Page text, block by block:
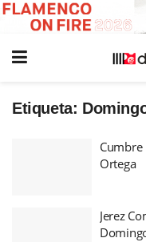
Etiqueta:
Cumbre
Ortega
Jerez